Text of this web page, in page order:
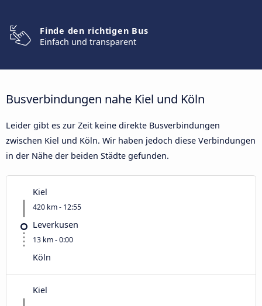
Finde den richtigen Bus
Einfach und transparent
Busverbindungen nahe Kiel und Köln
Leider gibt es zur Zeit keine direkte Busverbindungen
zwischen Kiel und Köln. Wir haben jedoch diese Verbindungen
in der Nähe der beiden Städte gefunden.
Kiel
420 km - 12:55
Leverkusen
13 km - 0:00
Köln
Kiel